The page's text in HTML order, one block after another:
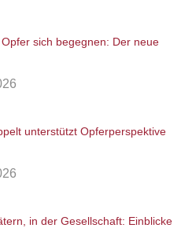
sich begegnen: Der neue
unterstützt Opferperspektive
in der Gesellschaft: Einblicke